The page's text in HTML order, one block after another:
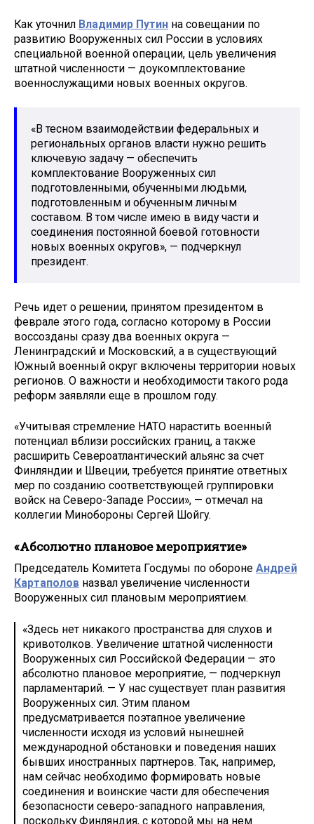
Как уточнил Владимир Путин на совещании по
развитию Вооруженных сил России в условиях
специальной военной операции, цель увеличения
штатной численности — доукомплектование
военнослужащими новых военных округов.
«В тесном взаимодействии федеральных и
региональных органов власти нужно решить
ключевую задачу — обеспечить
комплектование Вооруженных сил
подготовленными, обученными людьми,
подготовленным и обученным личным
составом. В том числе имею в виду части и
соединения постоянной боевой готовности
новых военных округов», — подчеркнул
президент.
Речь идет о решении, принятом президентом в
феврале этого года, согласно которому в России
воссозданы сразу два военных округа —
Ленинградский и Московский, а в существующий
Южный военный округ включены территории новых
регионов. О важности и необходимости такого рода
реформ заявляли еще в прошлом году.
«Учитывая стремление НАТО нарастить военный
потенциал вблизи российских границ, а также
расширить Североатлантический альянс за счет
Финляндии и Швеции, требуется принятие ответных
мер по созданию соответствующей группировки
войск на Северо-Западе России», — отмечал на
коллегии Минобороны Сергей Шойгу.
«Абсолютно плановое мероприятие»
Председатель Комитета Госдумы по обороне Андрей
Картаполов назвал увеличение численности
Вооруженных сил плановым мероприятием.
«Здесь нет никакого пространства для слухов и
кривотолков. Увеличение штатной численности
Вооруженных сил Российской Федерации — это
абсолютно плановое мероприятие, — подчеркнул
парламентарий. — У нас существует план развития
Вооруженных сил. Этим планом
предусматривается поэтапное увеличение
численности исходя из условий нынешней
международной обстановки и поведения наших
бывших иностранных партнеров. Так, например,
нам сейчас необходимо формировать новые
соединения и воинские части для обеспечения
безопасности северо-западного направления,
поскольку Финляндия, с которой мы на нем